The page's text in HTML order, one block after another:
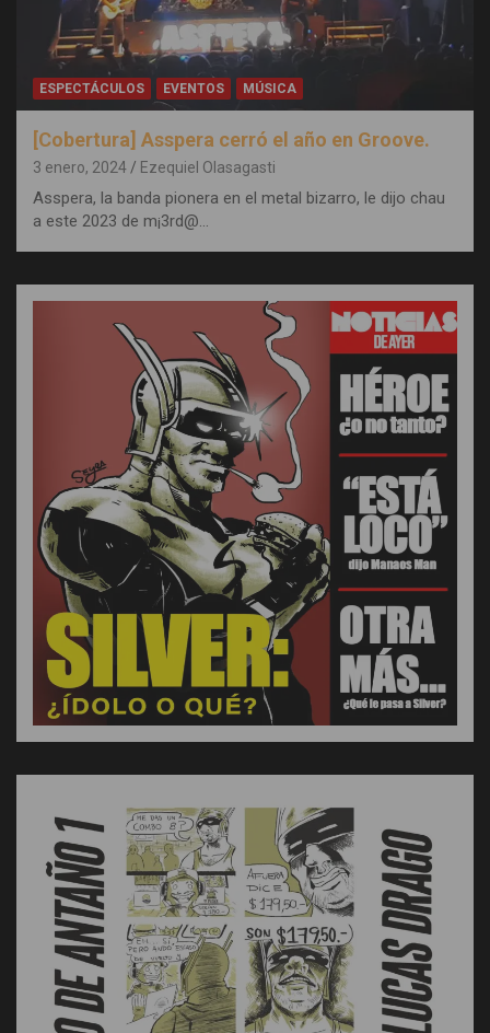
ESPECTÁCULOS EVENTOS MÚSICA
[Cobertura] Asspera cerró el año en Groove.
3 enero, 2024 Ezequiel Olasagasti
Asspera, la banda pionera en el metal bizarro, le dijo chau
a este 2023 de m¡3rd@…